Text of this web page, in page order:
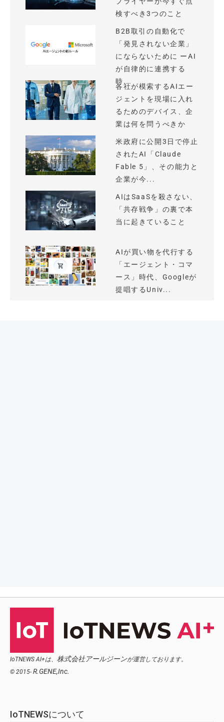
検すべき3つのこと
B2B取引の自動化で
「発見されない企業」
にならないために ーAI
が自律的に連携する
時...
各社が模索するAIエー
ジェントを現場に入れ
るためのデバイス、企
業は何を問うべきか
米政府に公開3日で停止
されたAI「Claude
Fable 5」、その能力と
企業が今...
AIはSaaSを殺さない、
「共存戦争」の裏で本
当に起きていること
AIが買い物を代行する
「エージェント・コマ
ース」時代、Googleが
提唱するUniv...
IoTNEWS AI+は、 株式会社アールジーンが運営しております。
© 2015- R.GENE,Inc.
IoTNEWSについて